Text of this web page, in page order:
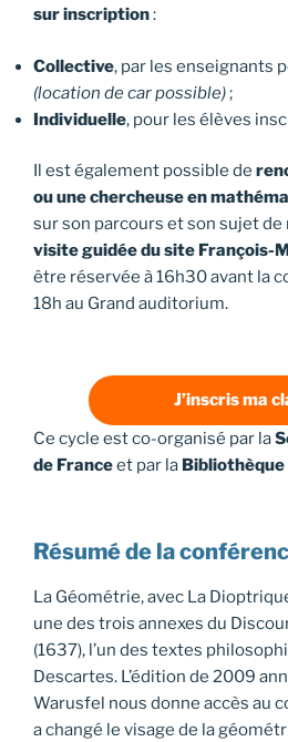
sur inscription:
Collective, par les enseignants
(location de car possible);
Individuelle, pour les élèves
Il est également possible de
ou une chercheuse en
sur son parcours et son sujet de
visite guidée du site François-
être réservée à 16h30 avant la
18h au Grand auditorium.
J’inscris ma
Ce cycle est co-organisé par la
de Franceet par la Bibliothèque
Résumé de la
La Géométrie, avec La
une des trois annexes du
(1637), l’un des textes
Descartes. L’édition de 2009
Warusfel nous donne accès au
a changé le visage de la